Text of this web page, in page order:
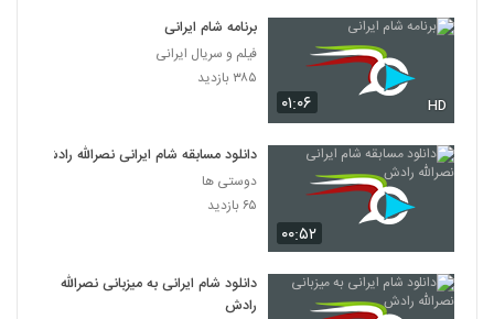
۰۱:۰۶ HD
برنامه شام ایرانی
فیلم و سریال ایرانی
۳۸۵ بازدید
۰۰:۵۲
دانلود مسابقه شام ایرانی نصرالله رادش
دوستی ها
۶۵ بازدید
دانلود شام ایرانی به میزبانی نصرالله
رادش